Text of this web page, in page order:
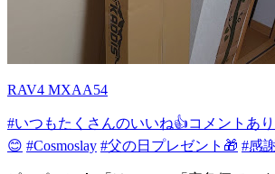
RAV4 MXAA54
#いつもたくさんのいいね👍コメントあ
😊 #Cosmoslay #父の日プレゼント🎁 #感